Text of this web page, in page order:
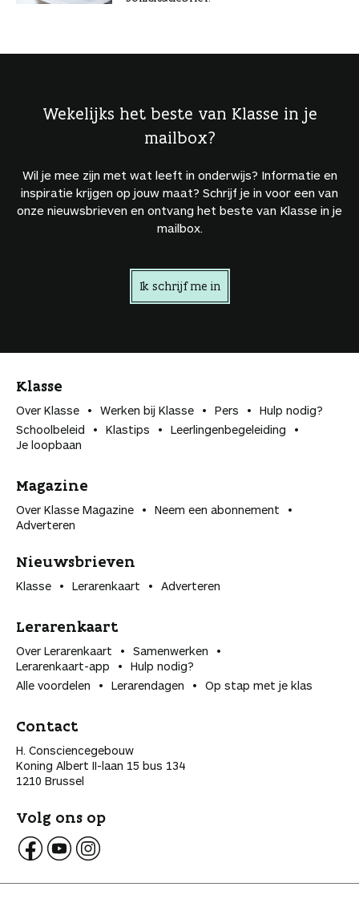
Wekelijks het beste van Klasse in je
mailbox?
Wil je mee zijn met wat leeft in onderwijs? Informatie en
inspiratie krijgen op jouw maat? Schrijf je in voor een van
onze nieuwsbrieven en ontvang het beste van Klasse in je
mailbox.
Ik schrijf me in
Klasse
Over Klasse Werken bij Klasse Pers
Hulp nodig?
Schoolbeleid
Klastips
Leerlingen­begeleiding
Je loopbaan
Magazine
Over Klasse Magazine
Neem een abonnement
Adverteren
Nieuwsbrieven
Klasse Lerarenkaart Adverteren
Lerarenkaart
Over Lerarenkaart
Samenwerken
Lerarenkaart-app
Hulp nodig?
Alle voordelen
Lerarendagen Op stap met je klas
Contact
H. Consciencegebouw
Koning Albert II-laan 15 bus 134
1210 Brussel
Volg ons op
o
o
o